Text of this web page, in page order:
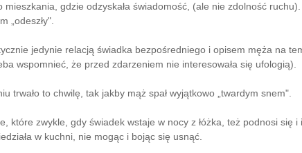
gdzie odzyskała świadomość, (ale nie zdolność ruchu).
„odeszły".
jedynie relacją świadka bezpośredniego i opisem męża na
wspomnieć, że przed zdarzeniem nie interesowała się ufologią).
to chwilę, tak jakby mąż spał wyjątkowo „twardym snem".
które zwykle, gdy świadek wstaje w nocy z łóżka, też podnosi się
w kuchni, nie mogąc i bojąc się usnąć.